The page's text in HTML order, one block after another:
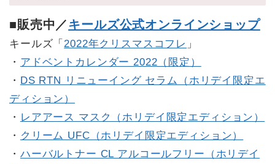
■販売中／ キールズ公式オンラインショップ
キールズ「 2022年クリスマスコフレ 」
・ アドベントカレンダー 2022（限定）
・ DS RTN リニューイング セラム（ホリデイ限定エ
ディション）
・ レアアース マスク（ホリデイ限定エディション）
・ クリーム UFC（ホリデイ限定エディション）
・ ハーバルトナー CL アルコールフリー（ホリデイ